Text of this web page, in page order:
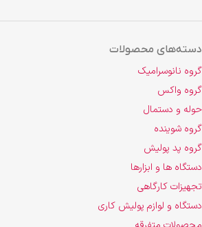
دسته‌های محصولات
گروه نانوسرامیک
گروه واکس
حوله و دستمال
گروه شوینده
گروه پد پولیش
دستگاه ها و ابزارها
تجهیزات کارگاهی
دستگاه و لوازم پولیش کاری